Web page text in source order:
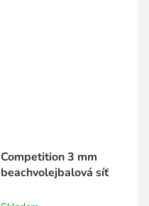
Competition 3 mm
beachvolejbalová síť